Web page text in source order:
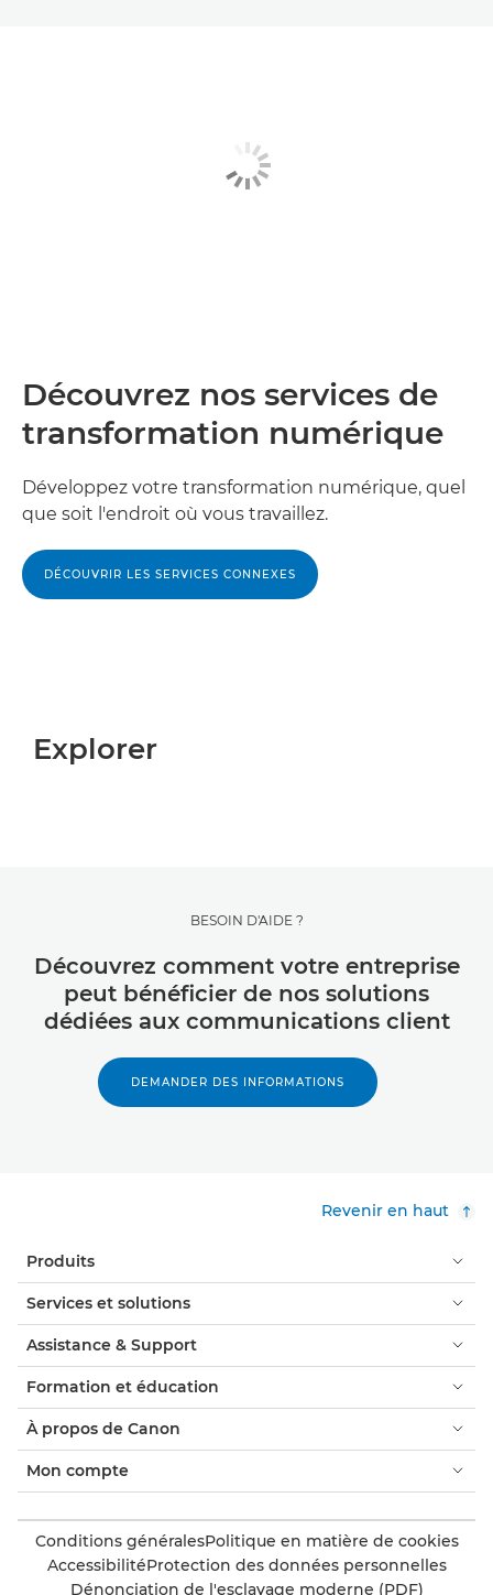
Découvrez nos services de
transformation numérique
Développez votre transformation numérique, quel
que soit l'endroit où vous travaillez.
DÉCOUVRIR LES SERVICES CONNEXES
Explorer
BESOIN D'AIDE ?
Découvrez comment votre entreprise
peut bénéficier de nos solutions
dédiées aux communications client
DEMANDER DES INFORMATIONS
Revenir en haut
Produits
Services et solutions
Assistance & Support
Formation et éducation
À propos de Canon
Mon compte
Conditions généralesPolitique en matière de cookies
AccessibilitéProtection des données personnelles
Dénonciation de l'esclavage moderne (PDF)